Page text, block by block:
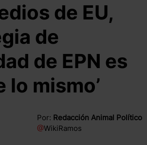
de EU,
de
de EPN es
lo mismo’
Por: Redacción Animal Político
@WikiRamos